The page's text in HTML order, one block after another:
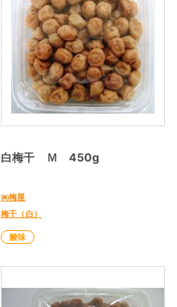
白梅干 Ｍ 450g
㈱梅屋
梅干（白）
酸味